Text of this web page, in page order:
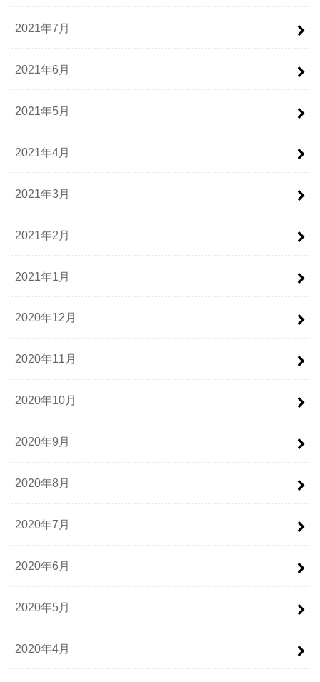
2021年7月
2021年6月
2021年5月
2021年4月
2021年3月
2021年2月
2021年1月
2020年12月
2020年11月
2020年10月
2020年9月
2020年8月
2020年7月
2020年6月
2020年5月
2020年4月